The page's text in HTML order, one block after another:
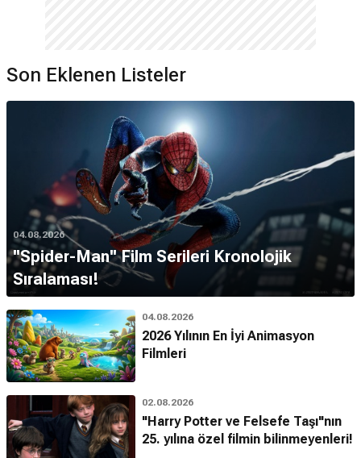
Son Eklenen Listeler
04.08.2026
''Spider-Man'' Film Serileri Kronolojik
Sıralaması!
04.08.2026
2026 Yılının En İyi Animasyon
Filmleri
02.08.2026
"Harry Potter ve Felsefe Taşı"nın
25. yılına özel filmin bilinmeyenleri!